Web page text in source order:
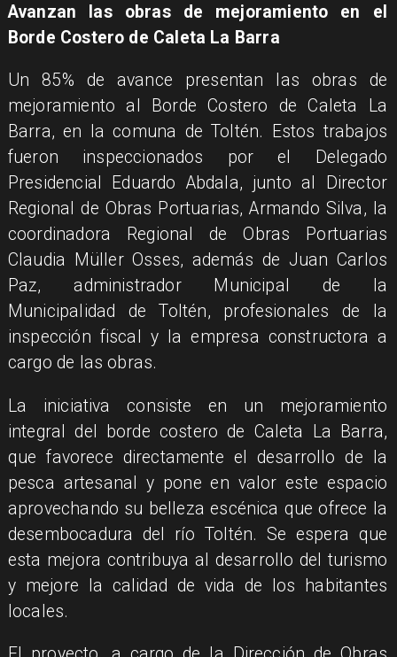
Avanzan las obras de mejoramiento en el
Borde Costero de Caleta La Barra
Un 85% de avance presentan las obras de
mejoramiento al Borde Costero de Caleta La
Barra, en la comuna de Toltén. Estos trabajos
fueron inspeccionados por el Delegado
Presidencial Eduardo Abdala, junto al Director
Regional de Obras Portuarias, Armando Silva, la
coordinadora Regional de Obras Portuarias
Claudia Müller Osses, además de Juan Carlos
Paz, administrador Municipal de la
Municipalidad de Toltén, profesionales de la
inspección fiscal y la empresa constructora a
cargo de las obras.
La iniciativa consiste en un mejoramiento
integral del borde costero de Caleta La Barra,
que favorece directamente el desarrollo de la
pesca artesanal y pone en valor este espacio
aprovechando su belleza escénica que ofrece la
desembocadura del río Toltén. Se espera que
esta mejora contribuya al desarrollo del turismo
y mejore la calidad de vida de los habitantes
locales.